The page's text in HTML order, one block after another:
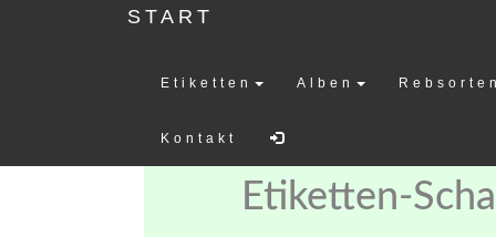
START
Etiketten Alben
Kontakt
Etiketten-